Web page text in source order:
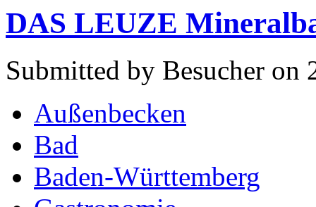
DAS LEUZE
Submitted by Besucher on
Außenbecken
Bad
Baden-Württemberg